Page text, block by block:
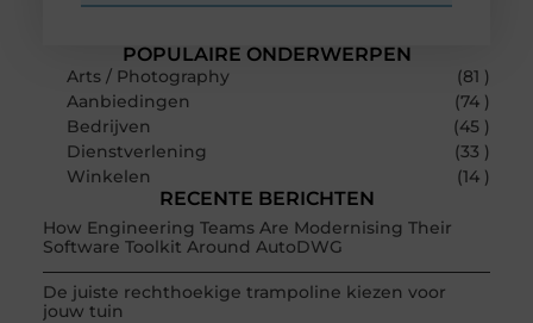
POPULAIRE ONDERWERPEN
Arts / Photography
(81 )
Aanbiedingen
(74 )
Bedrijven
(45 )
Dienstverlening
(33 )
Winkelen
(14 )
RECENTE BERICHTEN
How Engineering Teams Are Modernising Their
Software Toolkit Around AutoDWG
De juiste rechthoekige trampoline kiezen voor
jouw tuin